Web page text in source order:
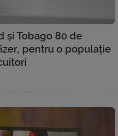
și Tobago 80 de
pentru o populație